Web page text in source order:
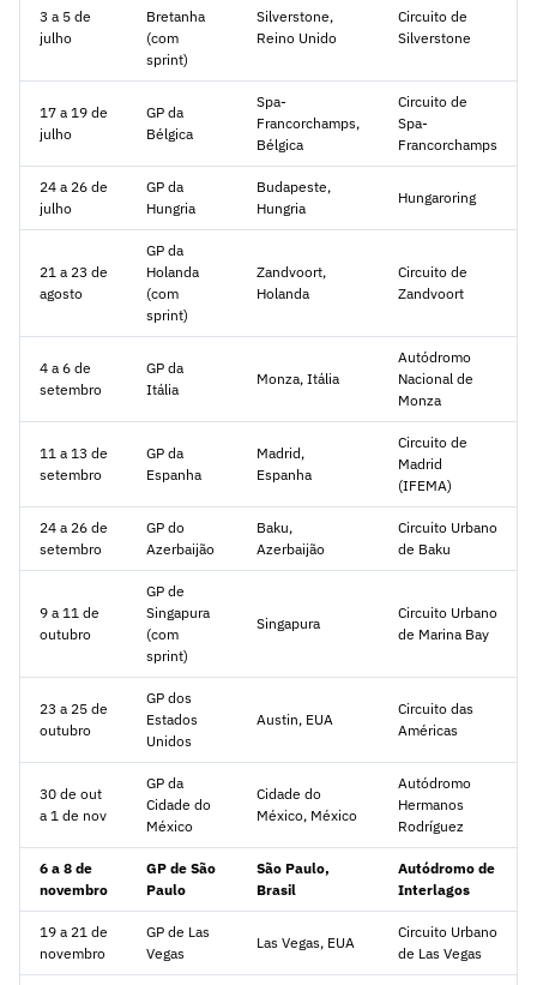
3 a 5 de
julho
Bretanha
(com
sprint)
Silverstone,
Reino Unido
Circuito de
Silverstone
17 a 19 de
julho
GP da
Bélgica
Spa-
Francorchamps,
Bélgica
Circuito de
Spa-
Francorchamps
24 a 26 de
julho
GP da
Hungria
Budapeste,
Hungria
Hungaroring
21 a 23 de
agosto
GP da
Holanda
(com
sprint)
Zandvoort,
Holanda
Circuito de
Zandvoort
4 a 6 de
setembro
GP da
Itália
Monza, Itália
Autódromo
Nacional de
Monza
11 a 13 de
setembro
GP da
Espanha
Madrid,
Espanha
Circuito de
Madrid
(IFEMA)
24 a 26 de
setembro
GP do
Azerbaijão
Baku,
Azerbaijão
Circuito Urbano
de Baku
9 a 11 de
outubro
GP de
Singapura
(com
sprint)
Singapura
Circuito Urbano
de Marina Bay
23 a 25 de
outubro
GP dos
Estados
Unidos
Austin, EUA
Circuito das
Américas
30 de out
a 1 de nov
GP da
Cidade do
México
Cidade do
México, México
Autódromo
Hermanos
Rodríguez
6 a 8 de
novembro
GP de São
Paulo
São Paulo,
Brasil
Autódromo de
Interlagos
19 a 21 de
novembro
GP de Las
Vegas
Las Vegas, EUA
Circuito Urbano
de Las Vegas